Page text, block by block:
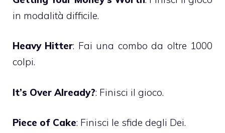
in modalità difficile.
Heavy Hitter: Fai una combo da oltre 1000
colpi.
It’s Over Already?: Finisci il gioco.
Piece of Cake: Finisci le sfide degli Dei.